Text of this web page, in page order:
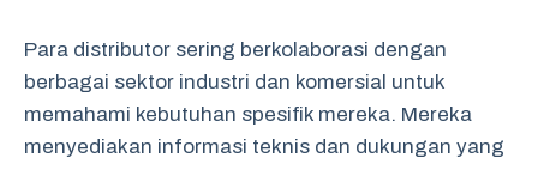
Para distributor sering berkolaborasi dengan
berbagai sektor industri dan komersial untuk
memahami kebutuhan spesifik mereka. Mereka
menyediakan informasi teknis dan dukungan yang